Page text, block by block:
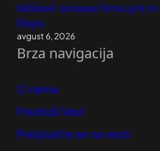
Mišković osnovao firmu pre
Ekspu
avgust 6, 2026
Brza navigacija
O nama
Predloži Vest
Pretplatite se na vesti